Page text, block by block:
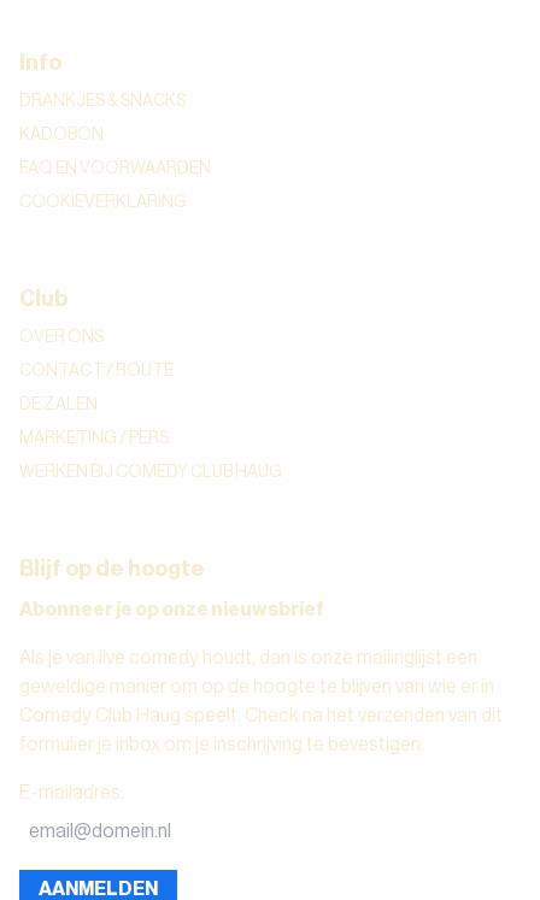
Info
DRANKJES & SNACKS
KADOBON
FAQ EN VOORWAARDEN
COOKIEVERKLARING
Club
OVER ONS
CONTACT / ROUTE
DE ZALEN
MARKETING / PERS
WERKEN BIJ COMEDY CLUB HAUG
Blijf op de hoogte
Abonneer je op onze nieuwsbrief
Als je van live comedy houdt, dan is onze mailinglijst een
geweldige manier om op de hoogte te blijven van wie er in
Comedy Club Haug speelt. Check na het verzenden van dit
formulier je inbox om je inschrijving te bevestigen.
E-mailadres:
AANMELDEN